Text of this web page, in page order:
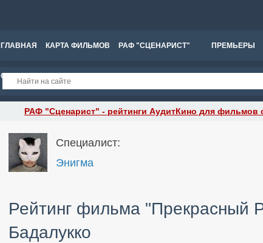
ГЛАВНАЯ КАРТА ФИЛЬМОВ РАФ "СЦЕНАРИСТ" ПРЕМЬЕРЫ
СПРАВКА
РАФ "Сценарист" - рейтинги АудитКино для фильмов
Специалист:
Энигма
Рейтинг фильма "Прекрасный
Бадалукко